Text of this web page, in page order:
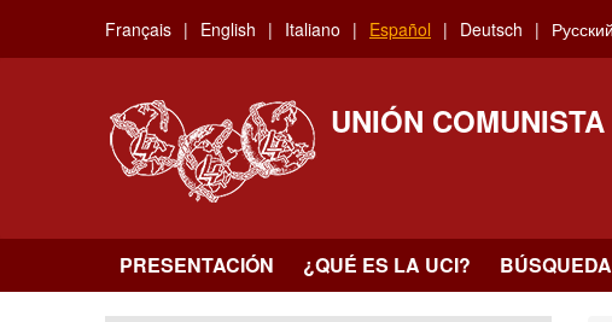
main
Français English Italiano Español Deutsch Русский
UNIÓN
PRESENTACIÓN ¿QUÉ ES LA UCI? BÚSQUEDA